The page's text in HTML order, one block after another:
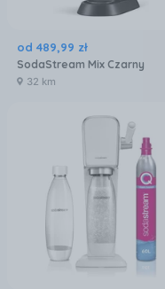
od 489,99 zł
SodaStream Mix Czarny
32 km